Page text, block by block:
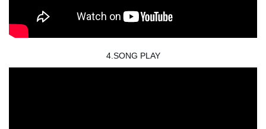
4.SONG PLAY